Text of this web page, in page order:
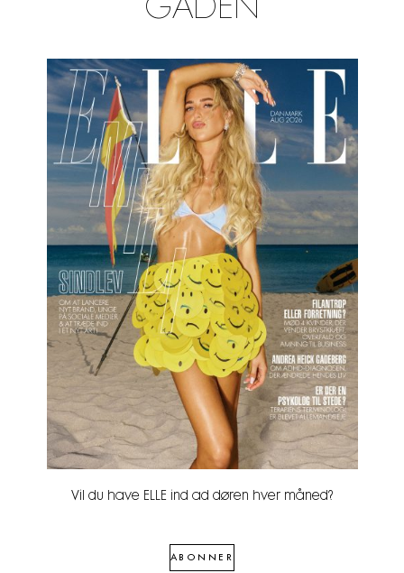
GADEN
Vil du have ELLE ind ad døren hver måned?
ABONNER